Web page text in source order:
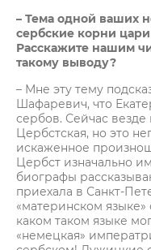
– Тема одной ваших
сербские корни
Расскажите нашим
такому выводу?
– Мне эту тему
Шафаревич, что
сербов. Сейчас везде
Цербстская, но это
искаженное
Цербст изначально
биографы
приехала в Санкт-
«материнском
каком таком языке
«немецкая»